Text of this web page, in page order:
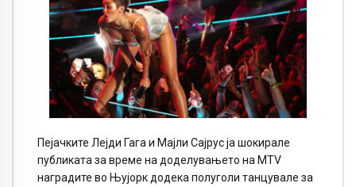
Пејачките Лејди Гага и Мајли Сајрус ја шокирале
публиката за време на доделувањето на MTV
наградите во Њујорк додека полуголи танцувале за